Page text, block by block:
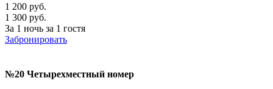
1 200 руб.
1 300 руб.
За 1 ночь за 1 гостя
Забронировать
№20 Четырехместный номер